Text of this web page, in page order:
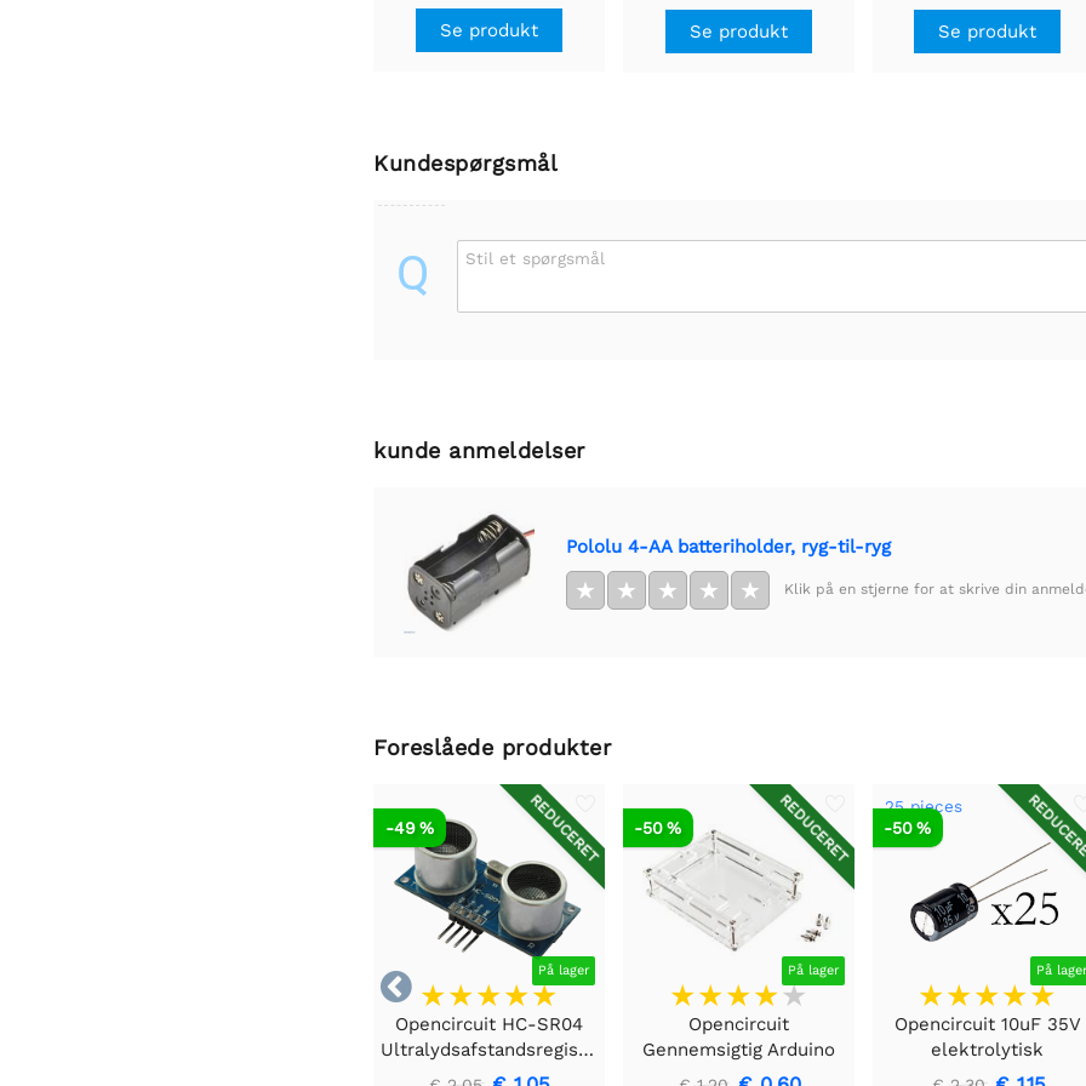
Se produkt Se produkt Se produkt
Kundespørgsmål
Q Stil et spørgsmål
kunde anmeldelser
Pololu 4-AA batteriholder, ryg-til-ryg
★ ★ ★ ★ ★ Klik på en stjerne for at skrive din
Foreslåede produkter

REDUCERET
På lager
-49 %
Opencircuit HC-SR04
Ultralydsafstandsregistreringsmodul
REDUCERET
På lager
-50 %
Opencircuit
Gennemsigtig Arduino
UNO ramme
25 pieces
På lager
-50 %
Opencircuit 10uF 35V
elektrolytisk
kondensator - 25 stk